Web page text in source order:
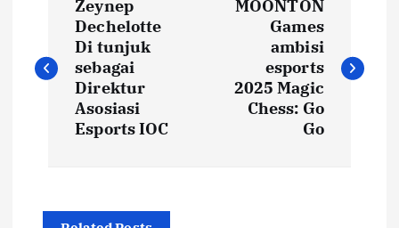
s
a
Zeynep
Dechelotte
Di tunjuk
sebagai
Direktur
Asosiasi
Esports IOC
MOONTON
Games
ambisi
esports
2025 Magic
Chess: Go
Go